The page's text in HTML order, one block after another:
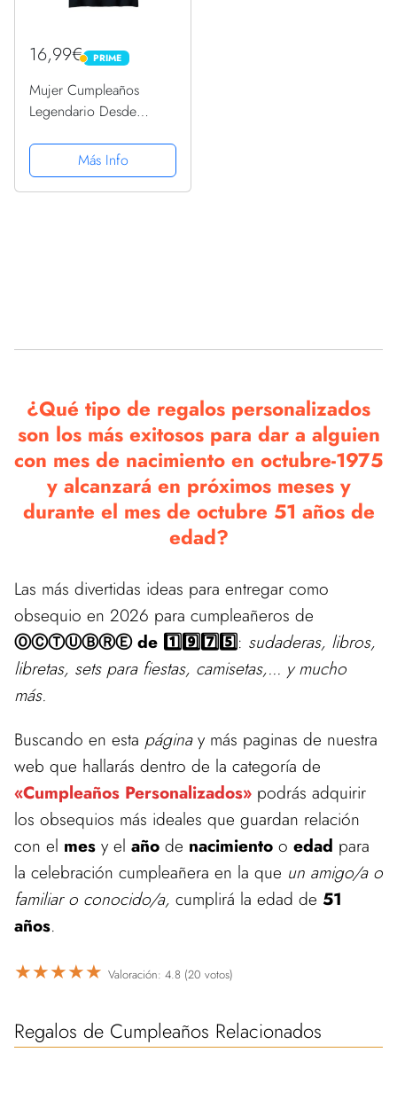
16,99€ PRIME
PRIME
Mujer Cumpleaños
Legendario Desde
Regalo. Camiseta Cuello
V
Más Info
¿Qué tipo de regalos personalizados
son los más exitosos para dar a alguien
con mes de nacimiento en octubre-1975
y alcanzará en próximos meses y
durante el mes de octubre 51 años de
edad?
Las más divertidas ideas para entregar como
obsequio en 2026 para cumpleañeros de
ⓄⒸⓉⓊⒷⓇⒺ de 1️⃣9️⃣7️⃣5️⃣: sudaderas, libros,
libretas, sets para fiestas, camisetas,... y mucho
más.
Buscando en esta páginay más paginas de nuestra
web que hallarás dentro de la categoría de
«Cumpleaños Personalizados» podrás adquirir
los obsequios más ideales que guardan relación
con el mes y el año de nacimiento o edad para
la celebración cumpleañera en la que un amigo/a o
familiar o conocido/a, cumplirá la edad de 51
años.
★★★★★ Valoración: 4.8 (20 votos)
Regalos de Cumpleaños Relacionados